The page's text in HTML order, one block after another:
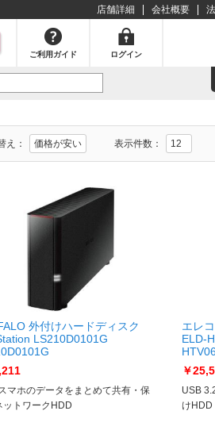
店舗詳細 会社概要
ご利用ガイド ログイン
え： 表示件数：
外付けハードディスク
LS210D0101G
マホのデータをまとめて共有・保
トワークHDD
エレ
ELD-
￥
USB
けHDD